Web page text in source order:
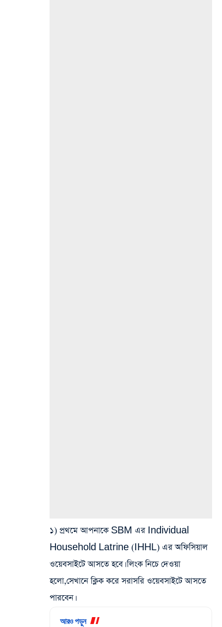
১) প্রথমে আপনাকে SBM এর Individual
Household Latrine (IHHL) এর অফিসিয়াল
ওয়েবসাইটে আসতে হবে। লিংক নিচে দেওয়া
হলো,সেখানে ক্লিক করে সরাসরি ওয়েবসাইটে আসতে
পারবেন।
আরও পড়ুন